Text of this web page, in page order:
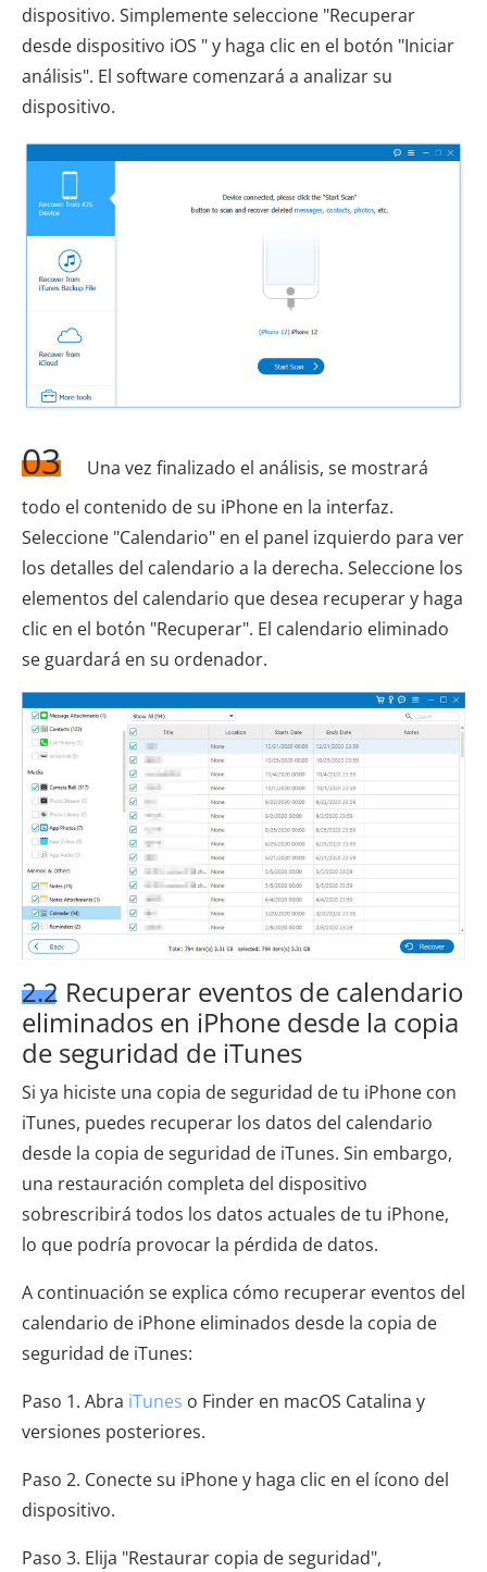
dispositivo. Simplemente seleccione "Recuperar
desde dispositivo iOS " y haga clic en el botón "Iniciar
análisis". El software comenzará a analizar su
dispositivo.
03
Una vez finalizado el análisis, se mostrará
todo el contenido de su iPhone en la interfaz.
Seleccione "Calendario" en el panel izquierdo para ver
los detalles del calendario a la derecha. Seleccione los
elementos del calendario que desea recuperar y haga
clic en el botón "Recuperar". El calendario eliminado
se guardará en su ordenador.
2.2 Recuperar eventos de calendario
eliminados en iPhone desde la copia
de seguridad de iTunes
Si ya hiciste una copia de seguridad de tu iPhone con
iTunes, puedes recuperar los datos del calendario
desde la copia de seguridad de iTunes. Sin embargo,
una restauración completa del dispositivo
sobrescribirá todos los datos actuales de tu iPhone,
lo que podría provocar la pérdida de datos.
A continuación se explica cómo recuperar eventos del
calendario de iPhone eliminados desde la copia de
seguridad de iTunes:
Paso 1. Abra iTunes o Finder en macOS Catalina y
versiones posteriores.
Paso 2. Conecte su iPhone y haga clic en el ícono del
dispositivo.
Paso 3. Elija "Restaurar copia de seguridad",